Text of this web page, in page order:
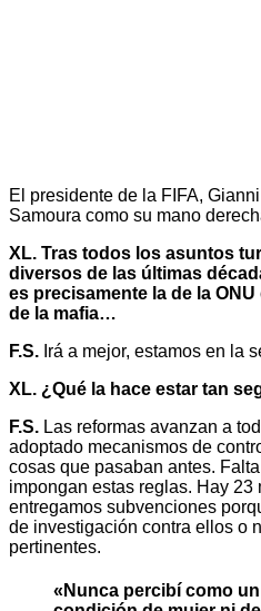
El presidente de la FIFA,
Samoura como su mano
XL. Tras todos los asuntos
diversos de las últimas
es precisamente la de la
de la mafia…
F.S. Irá a mejor, estamos en la
XL. ¿Qué la hace estar tan
F.S. Las reformas avanzan a
adoptado mecanismos de
cosas que pasaban antes.
impongan estas reglas. Hay 23
entregamos subvenciones
de investigación contra ellos o
pertinentes.
«Nunca percibí como